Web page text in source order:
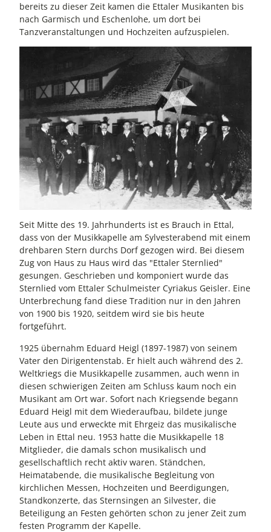
bereits zu dieser Zeit kamen die Ettaler Musikanten bis
nach Garmisch und Eschenlohe, um dort bei
Tanzveranstaltungen und Hochzeiten aufzuspielen.
Seit Mitte des 19. Jahrhunderts ist es Brauch in Ettal,
dass von der Musikkapelle am Sylvesterabend mit einem
drehbaren Stern durchs Dorf gezogen wird. Bei diesem
Zug von Haus zu Haus wird das "Ettaler Sternlied"
gesungen. Geschrieben und komponiert wurde das
Sternlied vom Ettaler Schulmeister Cyriakus Geisler. Eine
Unterbrechung fand diese Tradition nur in den Jahren
von 1900 bis 1920, seitdem wird sie bis heute
fortgeführt.
1925 übernahm Eduard Heigl (1897-1987) von seinem
Vater den Dirigentenstab. Er hielt auch während des 2.
Weltkriegs die Musikkapelle zusammen, auch wenn in
diesen schwierigen Zeiten am Schluss kaum noch ein
Musikant am Ort war. Sofort nach Kriegsende begann
Eduard Heigl mit dem Wiederaufbau, bildete junge
Leute aus und erweckte mit Ehrgeiz das musikalische
Leben in Ettal neu. 1953 hatte die Musikkapelle 18
Mitglieder, die damals schon musikalisch und
gesellschaftlich recht aktiv waren. Ständchen,
Heimatabende, die musikalische Begleitung von
kirchlichen Messen, Hochzeiten und Beerdigungen,
Standkonzerte, das Sternsingen an Silvester, die
Beteiligung an Festen gehörten schon zu jener Zeit zum
festen Programm der Kapelle.